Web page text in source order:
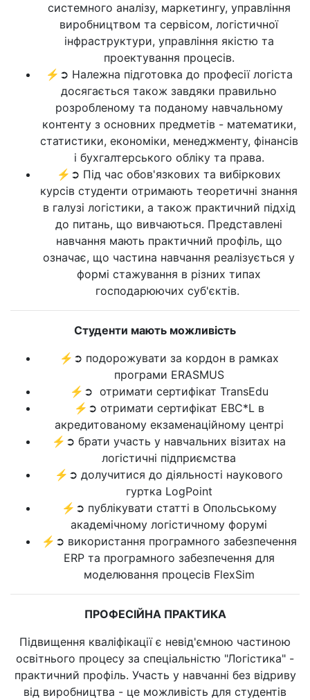
системного аналізу, маркетингу, управління
виробництвом та сервісом, логістичної
інфраструктури, управління якістю та
проектування процесів.
⚡➲ Належна підготовка до професії логіста
досягається також завдяки правильно
розробленому та поданому навчальному
контенту з основних предметів - математики,
статистики, економіки, менеджменту, фінансів
і бухгалтерського обліку та права.
⚡➲ Під час обов'язкових та вибіркових
курсів студенти отримають теоретичні знання
в галузі логістики, а також практичний підхід
до питань, що вивчаються. Представлені
навчання мають практичний профіль, що
означає, що частина навчання реалізується у
формі стажування в різних типах
господарюючих суб'єктів.
Студенти мають можливість
⚡➲ подорожувати за кордон в рамках
програми ERASMUS
⚡➲ отримати сертифікат TransEdu
⚡➲ отримати сертифікат EBC*L в
акредитованому екзаменаційному центрі
⚡➲ брати участь у навчальних візитах на
логістичні підприємства
⚡➲ долучитися до діяльності наукового
гуртка LogPoint
⚡➲ публікувати статті в Опольському
академічному логістичному форумі
⚡➲ використання програмного забезпечення
ERP та програмного забезпечення для
моделювання процесів FlexSim
ПРОФЕСІЙНА ПРАКТИКА
Підвищення кваліфікації є невід'ємною частиною
освітнього процесу за спеціальністю "Логістика" -
практичний профіль. Участь у навчанні без відриву
від виробництва - це можливість для студентів